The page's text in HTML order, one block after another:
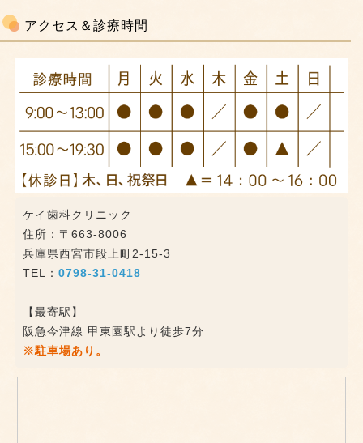
アクセス＆診療時間
ケイ歯科クリニック
住所：〒663-8006
兵庫県西宮市段上町2-15-3
TEL： 0798-31-0418
【最寄駅】
阪急今津線 甲東園駅より徒歩7分
※駐車場あり。